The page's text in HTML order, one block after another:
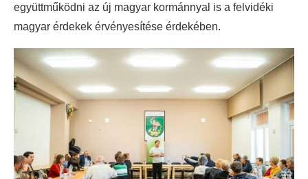
együttműködni az új magyar kormánnyal is a felvidéki
magyar érdekek érvényesítése érdekében.